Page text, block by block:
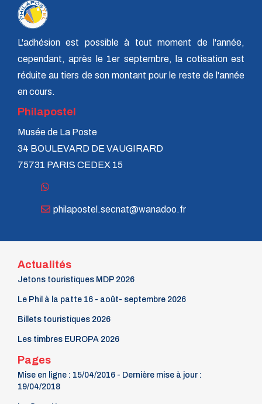
L'adhésion est possible à tout moment de l'année,
cependant, après le 1er septembre, la cotisation est
réduite au tiers de son montant pour le reste de l'année
en cours.
Philapostel
Musée de La Poste
34 BOULEVARD DE VAUGIRARD
75731 PARIS CEDEX 15
philapostel.secnat@wanadoo.fr
Actualités
Jetons touristiques MDP 2026
Le Phil à la patte 16 - août- septembre 2026
Billets touristiques 2026
Les timbres EUROPA 2026
Pages
Mise en ligne : 15/04/2016 - Dernière mise à jour :
19/04/2018